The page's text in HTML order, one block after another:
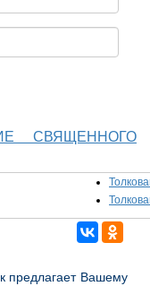
СВЯЩЕННОГО
Вашему